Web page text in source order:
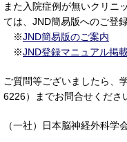
また入院症例が無いクリニ
ては、JND簡易版へのご登
※JND簡易版のご案内
※JND登録マニュアル掲
ご質問等ございましたら、
6226）までお問合せくださ
（一社）日本脳神経外科学